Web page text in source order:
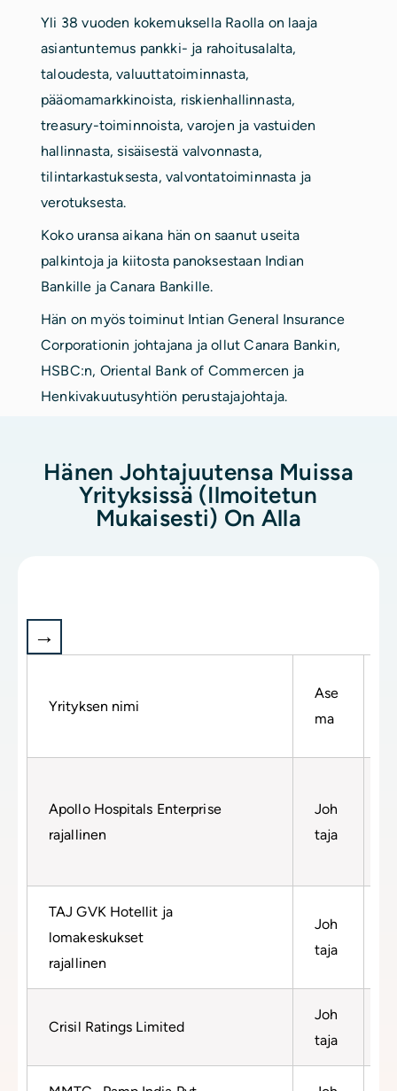
Yli 38 vuoden kokemuksella Raolla on laaja
asiantuntemus pankki- ja rahoitusalalta,
taloudesta, valuuttatoiminnasta,
pääomamarkkinoista, riskienhallinnasta,
treasury-toiminnoista, varojen ja vastuiden
hallinnasta, sisäisestä valvonnasta,
tilintarkastuksesta, valvontatoiminnasta ja
verotuksesta.
Koko uransa aikana hän on saanut useita
palkintoja ja kiitosta panoksestaan ​​Indian
Bankille ja Canara Bankille.
Hän on myös toiminut Intian General Insurance
Corporationin johtajana ja ollut Canara Bankin,
HSBC:n, Oriental Bank of Commercen ja
Henkivakuutusyhtiön perustajajohtaja.
Hänen Johtajuutensa Muissa
Yrityksissä (ilmoitetun
Mukaisesti) On Alla
Yrityksen nimi
Ase
ma
Apollo Hospitals Enterprise
rajallinen
Joh
taja
TAJ GVK Hotellit ja
lomakeskukset
rajallinen
Joh
taja
Crisil Ratings Limited
Joh
taja